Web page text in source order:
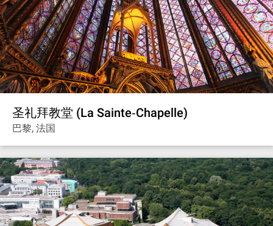
圣礼拜教堂 (La Sainte‐Chapelle)
巴黎, 法国